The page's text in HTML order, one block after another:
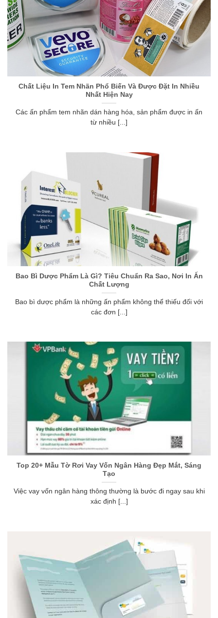
Chất Liệu In Tem Nhãn Phổ Biến Và Được Đặt In Nhiều
Nhất Hiện Nay
Các ấn phẩm tem nhãn dán hàng hóa, sản phẩm được in ấn
từ nhiều [...]
Bao Bì Dược Phẩm Là Gì? Tiêu Chuẩn Ra Sao, Nơi In Ấn
Chất Lượng
Bao bì dược phẩm là những ấn phẩm không thể thiếu đối với
các đơn [...]
Top 20+ Mẫu Tờ Rơi Vay Vốn Ngân Hàng Đẹp Mắt, Sáng
Tạo
Việc vay vốn ngân hàng thông thường là bước đi ngay sau khi
xác định [...]